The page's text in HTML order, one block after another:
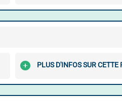
PLUS D'INFOS SUR CETTE